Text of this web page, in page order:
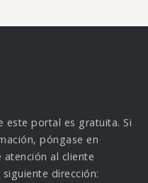
este portal es gratuita. Si
póngase en
al cliente
dirección: